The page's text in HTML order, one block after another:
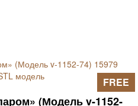
(Модель v-1152-
FREE